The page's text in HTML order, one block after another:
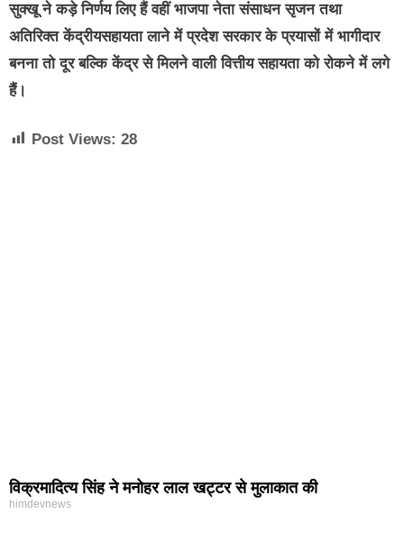
सुक्खू ने कड़े निर्णय लिए हैं वहीं भाजपा नेता संसाधन सृजन तथा
अतिरिक्त केंद्रीयसहायता लाने में प्रदेश सरकार के प्रयासों में भागीदार
बनना तो दूर बल्कि केंद्र से मिलने वाली वित्तीय सहायता को रोकने में लगे
हैं।
Post Views: 28
विक्रमादित्य सिंह ने मनोहर लाल खट्टर से मुलाकात की
himdevnews